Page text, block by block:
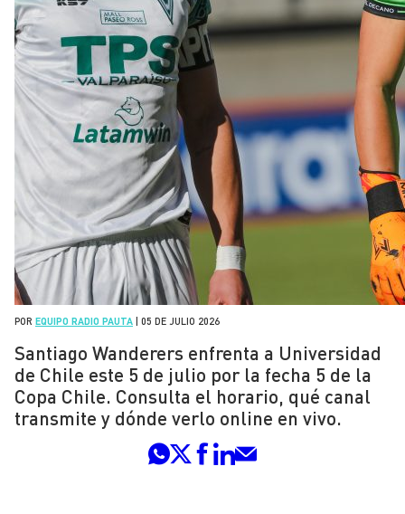
POR EQUIPO RADIO PAUTA 05 DE JULIO 2026
Santiago Wanderers enfrenta a Universidad
de Chile este 5 de julio por la fecha 5 de la
Copa Chile. Consulta el horario, qué canal
transmite y dónde verlo online en vivo.